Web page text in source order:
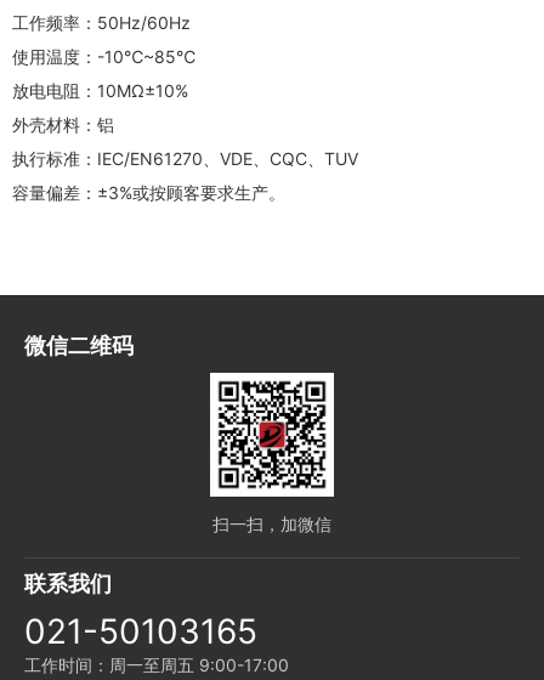
工作频率：50Hz/60Hz
使用温度：-10℃~85℃
放电电阻：10MΩ±10%
外壳材料：铝
执行标准：IEC/EN61270、VDE、CQC、TUV
容量偏差：±3%或按顾客要求生产。
微信二维码
扫一扫，加微信
联系我们
021-50103165
工作时间：周一至周五 9:00-17:00